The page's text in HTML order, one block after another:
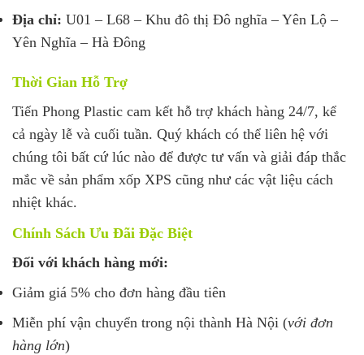
Địa chỉ: U01 – L68 – Khu đô thị Đô nghĩa – Yên Lộ –
Yên Nghĩa – Hà Đông
Thời Gian Hỗ Trợ
Tiến Phong Plastic cam kết hỗ trợ khách hàng 24/7, kể
cả ngày lễ và cuối tuần. Quý khách có thể liên hệ với
chúng tôi bất cứ lúc nào để được tư vấn và giải đáp thắc
mắc về sản phẩm xốp XPS cũng như các vật liệu cách
nhiệt khác.
Chính Sách Ưu Đãi Đặc Biệt
Đối với khách hàng mới:
Giảm giá 5% cho đơn hàng đầu tiên
Miễn phí vận chuyển trong nội thành Hà Nội (với đơn
hàng lớn)